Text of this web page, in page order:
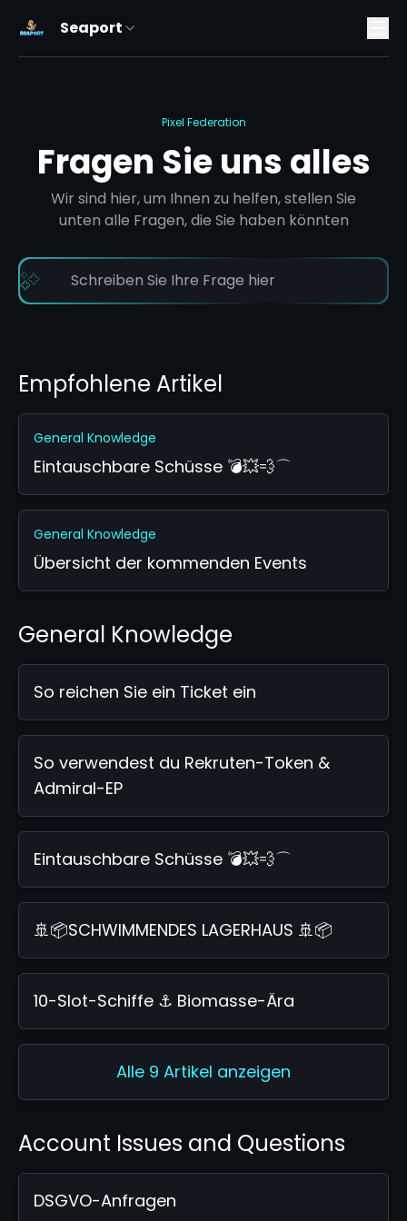
Seaport
Pixel Federation
Fragen Sie uns alles
Wir sind hier, um Ihnen zu helfen, stellen Sie
unten alle Fragen, die Sie haben könnten
Empfohlene Artikel
General Knowledge
Eintauschbare Schüsse 💣💥💨⌒
General Knowledge
Übersicht der kommenden Events
General Knowledge
So reichen Sie ein Ticket ein
So verwendest du Rekruten-Token &
Admiral-EP
Eintauschbare Schüsse 💣💥💨⌒
🚢📦SCHWIMMENDES LAGERHAUS 🚢📦
10-Slot-Schiffe ⚓ Biomasse-Ära
Alle 9 Artikel anzeigen
Account Issues and Questions
DSGVO-Anfragen